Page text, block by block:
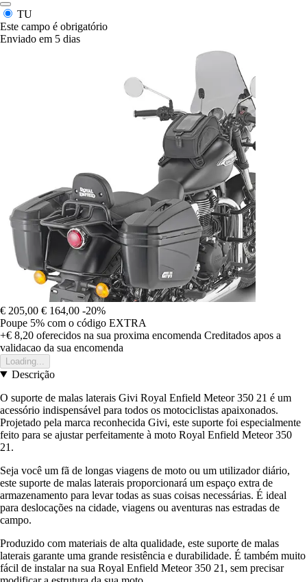
TU
Este campo é obrigatório
Enviado em 5 dias
€ 205,00 € 164,00 -20%
Poupe 5% com o código EXTRA
+€ 8,20 oferecidos na sua proxima encomenda Creditados apos a
validacao da sua encomenda
Loading...
Descrição
O suporte de malas laterais Givi Royal Enfield Meteor 350 21 é um
acessório indispensável para todos os motociclistas apaixonados.
Projetado pela marca reconhecida Givi, este suporte foi especialmente
feito para se ajustar perfeitamente à moto Royal Enfield Meteor 350
21.
Seja você um fã de longas viagens de moto ou um utilizador diário,
este suporte de malas laterais proporcionará um espaço extra de
armazenamento para levar todas as suas coisas necessárias. É ideal
para deslocações na cidade, viagens ou aventuras nas estradas de
campo.
Produzido com materiais de alta qualidade, este suporte de malas
laterais garante uma grande resistência e durabilidade. É também muito
fácil de instalar na sua Royal Enfield Meteor 350 21, sem precisar